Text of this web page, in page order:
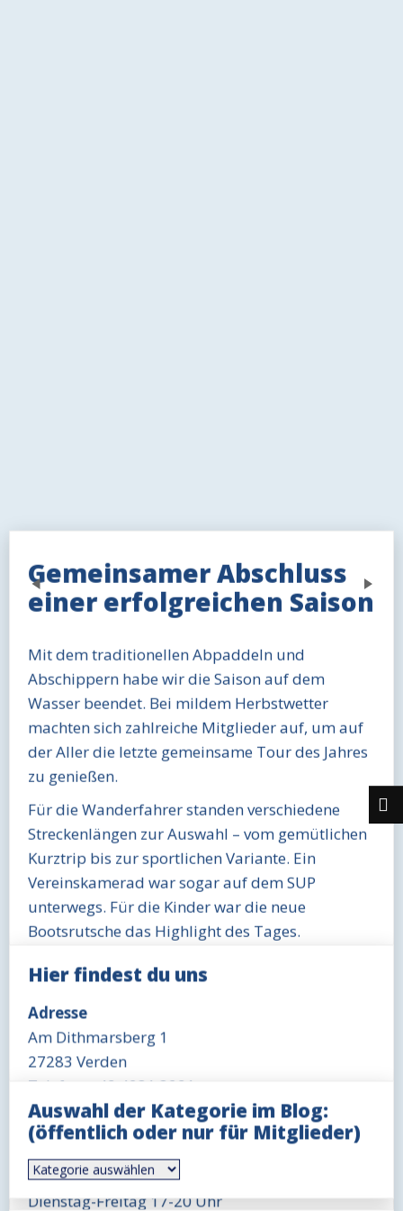
Gemeinsamer Abschluss
einer erfolgreichen Saison
Mit dem traditionellen Abpaddeln und
Abschippern habe wir die Saison auf dem
Wasser beendet. Bei mildem Herbstwetter
machten sich zahlreiche Mitglieder auf, um auf
der Aller die letzte gemeinsame Tour des Jahres
zu genießen.
Für die Wanderfahrer standen verschiedene
Streckenlängen zur Auswahl – vom gemütlichen
Kurztrip bis zur sportlichen Variante. Ein
Vereinskamerad war sogar auf dem SUP
unterwegs. Für die Kinder war die neue
Bootsrutsche das Highlight des Tages.
Begleitet wurde die Tour von der
Wasserschutzpolizei, die unseren
Motorbootfahrern freundlichen Geleitschutz bot.
Am Bootshaus wurde anschließend von Stefan
Guth und Jörn Kruse feierlich die Vereinsfahne
eingeholt. Besonders gefreut hat sich der Verein
über den Besuch seines ältesten Mitglieds, das
diesen Moment gemeinsam mit allen miterlebte.
Ein kleiner Imbiss und ein süßer oder herzhafter
Previous Next
Hier findest du uns
Adresse
Am Dithmarsberg 1
27283 Verden
Telefon: +49 4231 3291
Öffnungszeit Büro
Mittwoch 18-19 Uhr
Öffnungszeit Gaststätte
Dienstag-Freitag 17-20 Uhr
Auswahl der Kategorie im Blog:
(öffentlich oder nur für Mitglieder)
Auswahl
der